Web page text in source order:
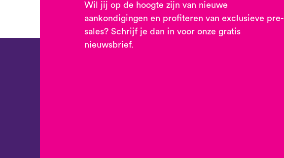
Wil jij op de hoogte zijn van nieuwe
aankondigingen en profiteren van exclusieve pre-
sales? Schrijf je dan in voor onze gratis
nieuwsbrief.